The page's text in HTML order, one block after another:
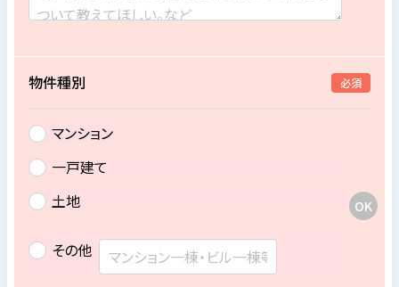
物件種別 必須
マンション
一戸建て
土地
その他